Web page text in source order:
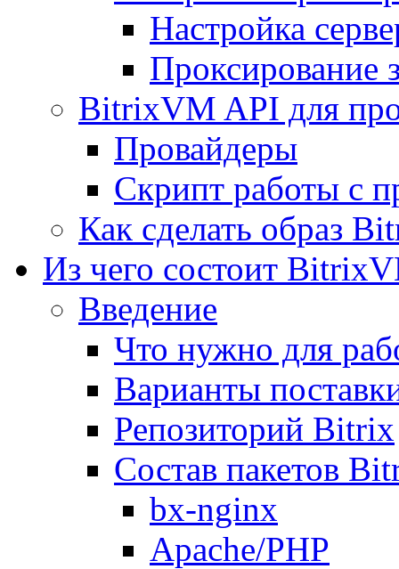
Настройка
Проксирование
BitrixVM API для
Провайдеры
Скрипт работы с
Как сделать образ
Из чего состоит
Введение
Что нужно для
Варианты
Репозиторий Bitrix
Состав пакетов
bx-nginx
Apache/PHP